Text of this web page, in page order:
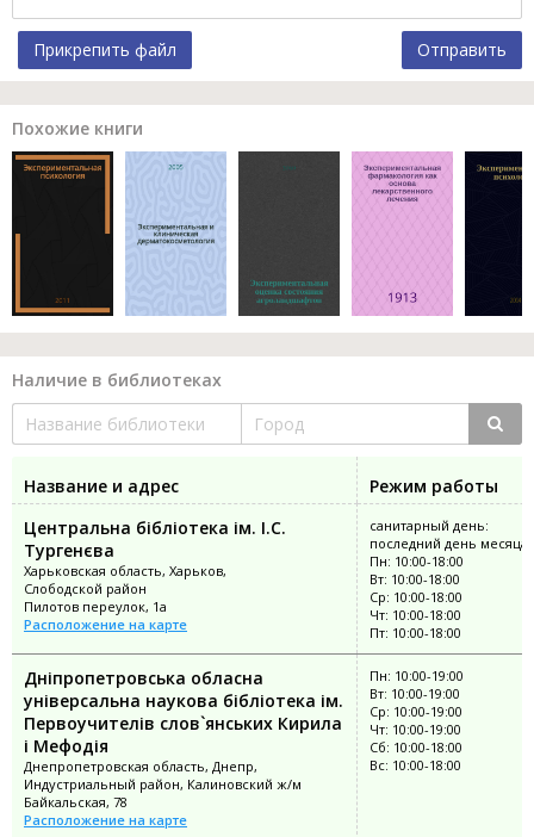
Прикрепить файл Отправить
Похожие книги
Наличие в библиотеках
Название и адрес
Режим работы
Центральна бібліотека ім. І.С.
Тургенєва
Харьковская область, Харьков,
Слободской район
Пилотов переулок, 1а
Расположение на карте
санитарный день:
последний день месяца
Пн: 10:00-18:00
Вт: 10:00-18:00
Ср: 10:00-18:00
Чт: 10:00-18:00
Пт: 10:00-18:00
Дніпропетровська обласна
універсальна наукова бібліотека ім.
Первоучителів слов`янських Кирила
і Мефодія
Днепропетровская область, Днепр,
Индустриальный район, Калиновский ж/м
Байкальская, 78
Расположение на карте
Пн: 10:00-19:00
Вт: 10:00-19:00
Ср: 10:00-19:00
Чт: 10:00-19:00
Сб: 10:00-18:00
Вс: 10:00-18:00